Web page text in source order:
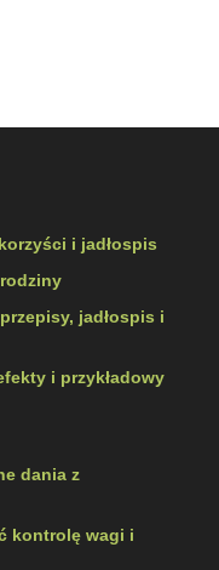
i jadłospis
jadłospis i
i przykładowy
dania z
kontrolę wagi i